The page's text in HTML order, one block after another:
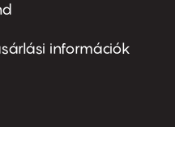
információk